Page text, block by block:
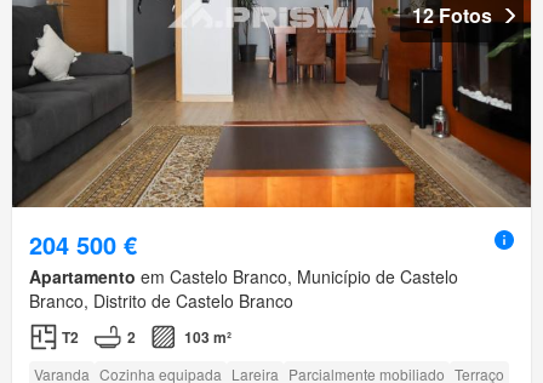
12 Fotos
204 500 €
Apartamento em Castelo Branco, Município de Castelo
Branco, Distrito de Castelo Branco
T2 2 103 m²
Varanda Cozinha equipada Lareira Parcialmente mobiliado Terraço